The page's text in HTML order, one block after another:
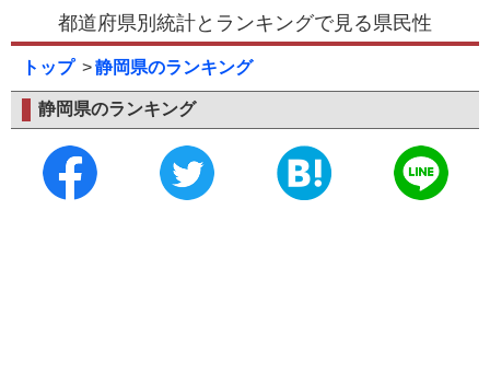
都道府県別統計とランキングで見る県民性
トップ 静岡県のランキング
静岡県のランキング